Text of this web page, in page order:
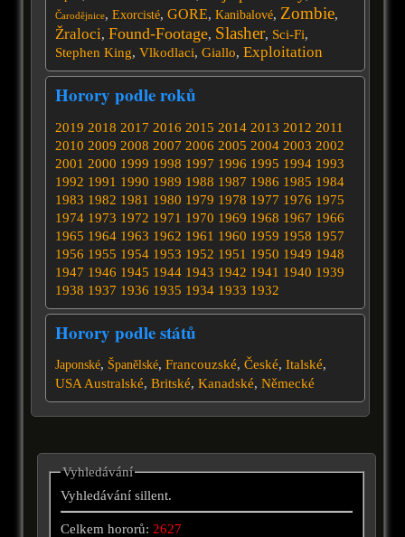
Čarodějnice, Exorcisté, GORE, Kanibalové, Zombie,
Žraloci, Found-Footage, Slasher, Sci-Fi,
Stephen King, Vlkodlaci, Giallo, Exploitation
Horory podle roků
2019 2018 2017 2016 2015 2014 2013 2012 2011
2010 2009 2008 2007 2006 2005 2004 2003 2002
2001 2000 1999 1998 1997 1996 1995 1994 1993
1992 1991 1990 1989 1988 1987 1986 1985 1984
1983 1982 1981 1980 1979 1978 1977 1976 1975
1974 1973 1972 1971 1970 1969 1968 1967 1966
1965 1964 1963 1962 1961 1960 1959 1958 1957
1956 1955 1954 1953 1952 1951 1950 1949 1948
1947 1946 1945 1944 1943 1942 1941 1940 1939
1938 1937 1936 1935 1934 1933 1932
Horory podle států
Japonské, Španělské, Francouzské, České, Italské,
USA Australské, Britské, Kanadské, Německé
Vyhledávání
Vyhledávání sillent.
Celkem hororů: 2627